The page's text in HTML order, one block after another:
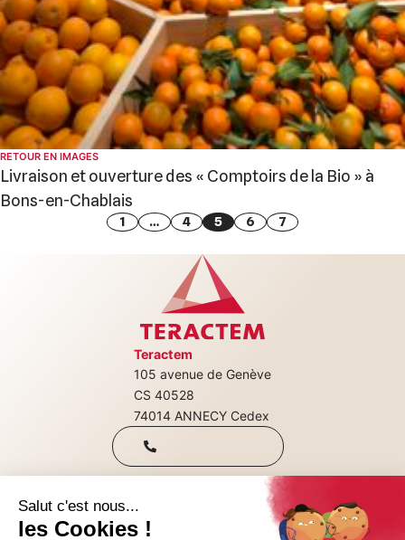
RETOUR EN IMAGES
Livraison et ouverture des « Comptoirs de la Bio » à
Bons-en-Chablais
Pagination
des
publications
1 … 4 5 6 7
Teractem
105 avenue de Genève
CS 40528
74014 ANNECY Cedex
+33(0)4 50 08
Qui sommes-nous